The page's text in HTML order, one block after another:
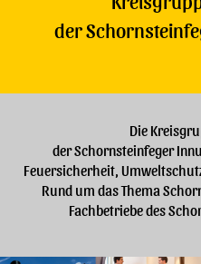
der
Die
der Schornsteinfeger
Feuersicherheit,
Rund um das Thema
Fachbetriebe des